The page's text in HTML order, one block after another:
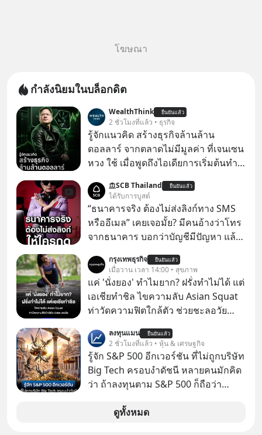
โฆษณา
กำลังนิยมในบล็อกดิต
WealthThink ยืนยันแล้ว
2 ชั่วโมงที่แล้ว • ธุรกิจ
รู้จักแนวคิด สร้างธุรกิจล้านล้าน
ดอลลาร์ จากตลาดไม่มีมูลค่า ที่เจนเซน
หวง ใช้ เมื่อพูดถึงไอเดียการเริ่มต้นทำ
ทำธุรกิจที่อยู่ในตลาดใหญ่ ๆ ที่ต้องมี
ลูกค้า พร้อมขายได้ทันที
SCB Thailand ยืนยันแล้ว
ได้รับการบูสต์
“ธนาคารจริง ต้องไม่ส่งลิงก์ทาง SMS
หรืออีเมล” เคยเจอมั้ย? มีคนอ้างว่าโทร
จากธนาคาร บอกว่าบัญชีมีปัญหา แล้ว
ทันที มาฟัง “ป้าเก๋าเล่ากลโกง” เพื่อรู้ทัน
มุกหลอกลวงในคราบความน่าเชื่อถือ
กันค่ะ #แก้เกมกลโกง #ป้าเก๋าเล่ากล
โกง #LivesSustainably #อยู่อย่าง
#FraudEducation #FinancialLiteracy
#DigitalBankWithHumanTouch
กรุงเทพธุรกิจ ยืนยันแล้ว
เมื่อวาน เวลา 14:00 • สุขภาพ
แค่ 'นั่งยอง' ทำไมยาก? ฝรั่งทำไม่ได้ แต่
เอเชียทำชิล ไขความลับ Asian Squat
ท่าวัดความฟิตใกล้ตัว ช่วยชะลอวัย
ต่างชาติที่พยายามทำ “Asian Squat”
หรือการนั่งยองแบบคนเอเชีย แต่สุดท้าย
ก็เสียการทรงตัว ล้มหงายหลัง หรือไม่ก็
ต้องยกส้นเท้าขึ้น เพราะไม่สามารถนั่ง
ค้างในท่านั้นได้
ลงทุนแมน ยืนยันแล้ว
2 ชั่วโมงที่แล้ว • หุ้น & เศรษฐกิจ
รู้จัก S&P 500 อีกเวอร์ชัน ที่ไม่ถูกบริษัท
Big Tech ครอบงำดัชนี หลายคนมักคิด
ว่า ถ้าลงทุนตาม S&P 500 ก็ถือว่า
ลงทุนมากถึง 500 บริษัท
ดูทั้งหมด